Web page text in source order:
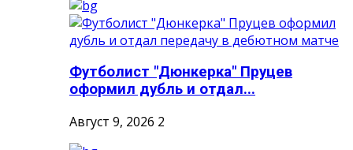
Футболист "Дюнкерка" Пруцев
оформил дубль и отдал...
Август 9, 2026 2